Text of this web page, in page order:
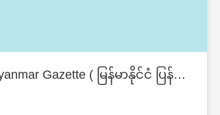
Myanmar Gazette ( မြန်မာနိုင်ငံ ပြန်တမ်း )